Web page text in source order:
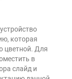
которая
цветной. Для
в
слайд и